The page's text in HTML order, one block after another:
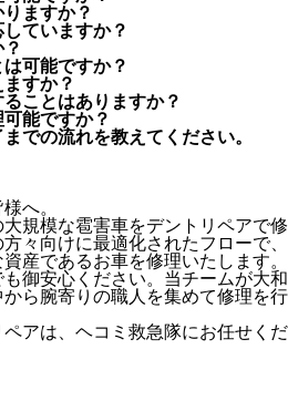
ますか？
ていますか？
可能ですか？
すか？
ことはありますか？
能ですか？
での流れを教えてください。
へ。
規模な雹害車をデントリペアで修
々向けに最適化されたフローで、
産であるお車を修理いたします。
御安心ください。当チームが大和
ら腕寄りの職人を集めて修理を行
アは、ヘコミ救急隊にお任せくだ